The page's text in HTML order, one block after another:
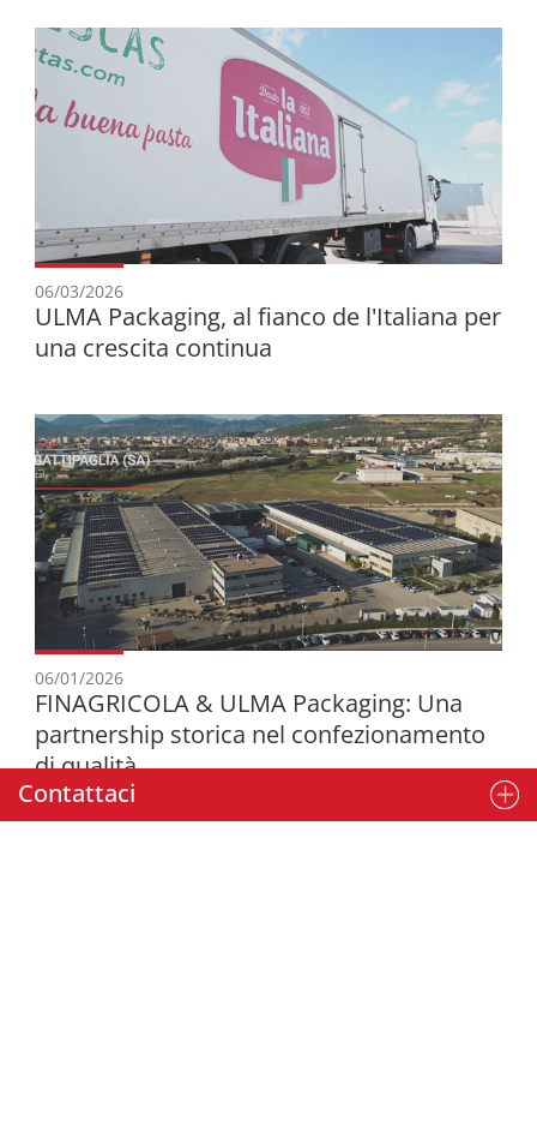
06/03/2026
ULMA Packaging, al fianco de l'Italiana per
una crescita continua
06/01/2026
FINAGRICOLA & ULMA Packaging: Una
partnership storica nel confezionamento
di qualità
Contattaci